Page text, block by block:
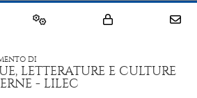
DI
LETTERATURE E CULTURE
- LILEC